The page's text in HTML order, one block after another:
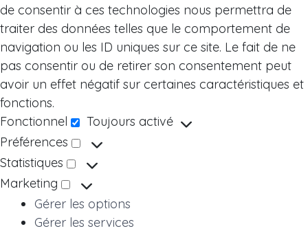
de consentir à ces technologies nous permettra de
traiter des données telles que le comportement de
navigation ou les ID uniques sur ce site. Le fait de ne
pas consentir ou de retirer son consentement peut
avoir un effet négatif sur certaines caractéristiques et
fonctions.
Fonctionnel
Toujours activé
Préférences
Statistiques
Marketing
Marketing
Gérer les options
Gérer les services